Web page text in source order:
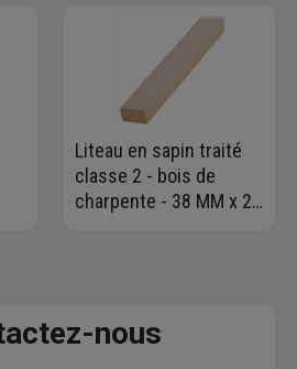
Liteau en sapin traité
classe 2 - bois de
charpente - 38 MM x 20
nous